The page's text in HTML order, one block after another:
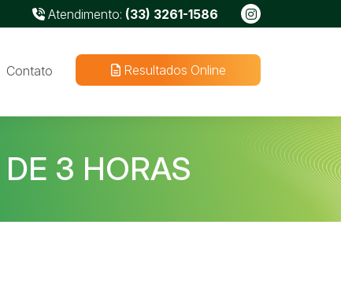
Atendimento: (33) 3261-1586
Contato Resultados Online
3 HORAS